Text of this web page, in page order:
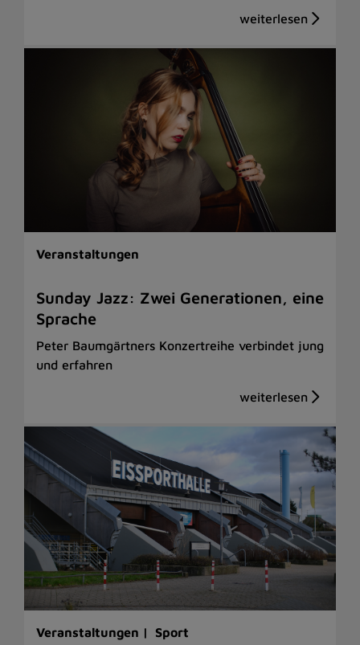
Veranstaltungen
Sunday Jazz: Zwei Generationen, eine
Sprache
Peter Baumgärtners Konzertreihe verbindet jung
und erfahren
Veranstaltungen | Sport